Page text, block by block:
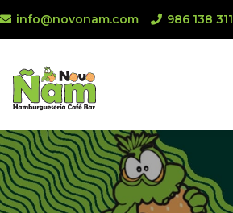
info@novonam.com 986 138 311